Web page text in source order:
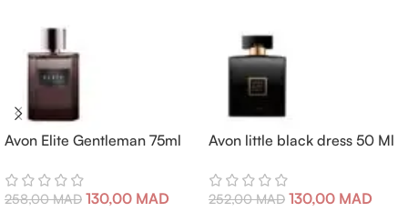
Avon Elite Gentleman 75ml
258,00MAD 130,00 MAD
Avon little black dress 50 Ml
252,00MAD 130,00 MAD